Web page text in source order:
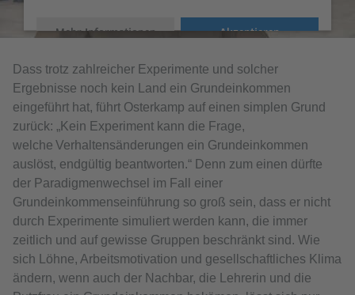
Mehr Informationen Akzeptieren
Dass trotz zahlreicher Experimente und solcher
Ergebnisse noch kein Land ein Grundeinkommen
eingeführt hat, führt Osterkamp auf einen simplen Grund
zurück: „Kein Experiment kann die Frage,
welche Verhaltensänderungen ein Grundeinkommen
auslöst, endgültig beantworten.“ Denn zum einen dürfte
der Paradigmenwechsel im Fall einer
Grundeinkommenseinführung so groß sein, dass er nicht
durch Experimente simuliert werden kann, die immer
zeitlich und auf gewisse Gruppen beschränkt sind. Wie
sich Löhne, Arbeitsmotivation und gesellschaftliches Klima
ändern, wenn auch der Nachbar, die Lehrerin und die